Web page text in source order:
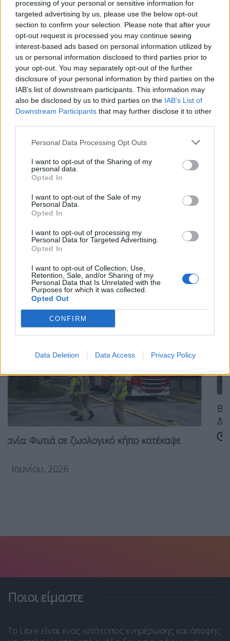
processing of your personal or sensitive information for
targeted advertising by us, please use the below opt-out
section to confirm your selection. Please note that after your
opt-out request is processed you may continue seeing
interest-based ads based on personal information utilized by
us or personal information disclosed to third parties prior to
your opt-out. You may separately opt-out of the further
disclosure of your personal information by third parties on the
IAB’s list of downstream participants. This information may
also be disclosed by us to third parties on the IAB’s List of
Downstream Participants that may further disclose it to other
Personal Data Processing Opt Outs
I want to opt-out of the Sharing of my
personal data.
Opted In
I want to opt-out of the Sale of my
Personal Data.
Opted In
I want to opt-out of processing my
Personal Data for Targeted Advertising.
Opted In
I want to opt-out of Collection, Use,
Retention, Sale, and/or Sharing of my
Personal Data that Is Unrelated with the
Purposes for which it was collected.
Opted Out
CONFIRM
Data Deletion Data Access Privacy Policy
κυβερνά»,σύμφωνα με ανακοίνωση της
κυβέρνησης.
«Η χώρα αναμένει από εμάς να συνεχίσουμε να
κυβερνάμε. Αυτό κάνω εγώ και αυτό πρέπει να
κάνουμε ως υπουργικό συμβούλιο», δήλωσε ο Κιρ
Στάρμερ.
Email Copy Link
Tags: Βρετανία
Υφυπουργός
Σχετικά Άρθρα
κατέκαψε
Βρετανία: Παραιτήθηκε ο
Διαφώνησε για...
11 Ιουνίου, 2026
Ποιοι είμαστε
Το Libre είναι ένας ιστότοπος ενημέρωσης και άποψης